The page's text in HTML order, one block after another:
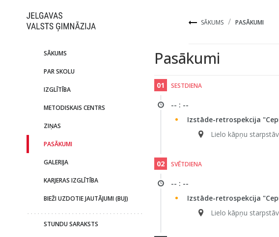
SĀKUMS PASĀKUMI
SĀKUMS
PAR SKOLU
IZGLĪTĪBA
METODISKAIS CENTRS
ZIŅAS
PASĀKUMI
GALERIJA
KARJERAS IZGLĪTĪBA
BIEŽI UZDOTIE JAUTĀJUMI (BUJ)
STUNDU SARAKSTS
Pasākumi
01 SESTDIENA
-- : --
Izstāde-retrospekcija
Lielo kāpņu
02 SVĒTDIENA
-- : --
Izstāde-retrospekcija
Lielo kāpņu